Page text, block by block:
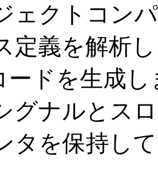
ェクトコン
定義を解析
ードを生成
グナルとス
タを保持し